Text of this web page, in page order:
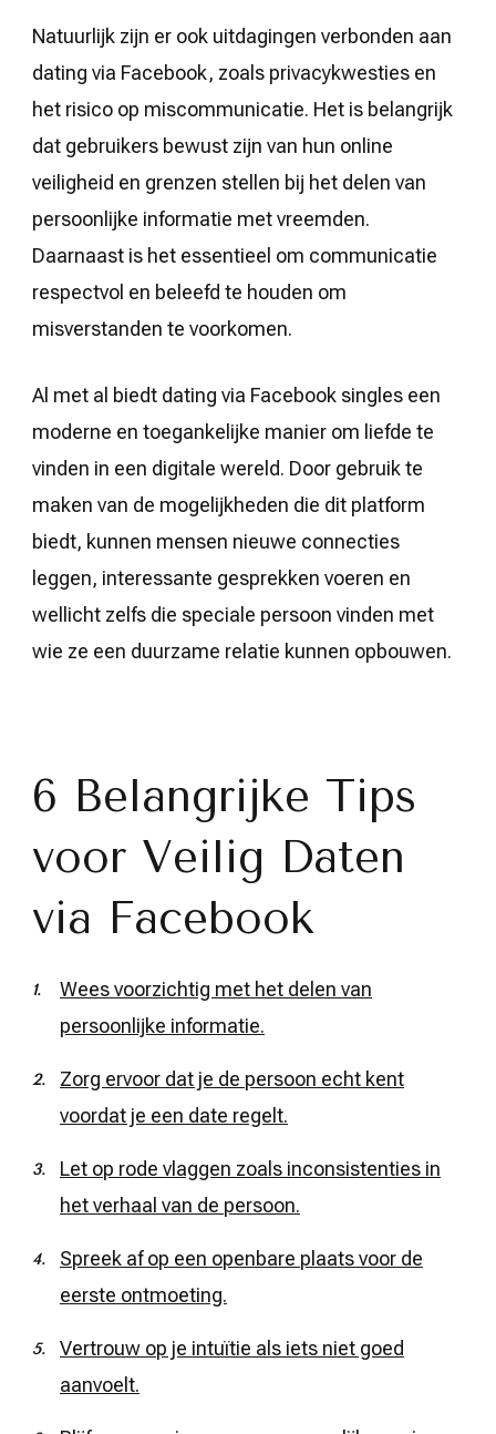
Natuurlijk zijn er ook uitdagingen verbonden aan
dating via Facebook, zoals privacykwesties en
het risico op miscommunicatie. Het is belangrijk
dat gebruikers bewust zijn van hun online
veiligheid en grenzen stellen bij het delen van
persoonlijke informatie met vreemden.
Daarnaast is het essentieel om communicatie
respectvol en beleefd te houden om
misverstanden te voorkomen.
Al met al biedt dating via Facebook singles een
moderne en toegankelijke manier om liefde te
vinden in een digitale wereld. Door gebruik te
maken van de mogelijkheden die dit platform
biedt, kunnen mensen nieuwe connecties
leggen, interessante gesprekken voeren en
wellicht zelfs die speciale persoon vinden met
wie ze een duurzame relatie kunnen opbouwen.
6 Belangrijke Tips
voor Veilig Daten
via Facebook
Wees voorzichtig met het delen van
persoonlijke informatie.
Zorg ervoor dat je de persoon echt kent
voordat je een date regelt.
Let op rode vlaggen zoals inconsistenties in
het verhaal van de persoon.
Spreek af op een openbare plaats voor de
eerste ontmoeting.
Vertrouw op je intuïtie als iets niet goed
aanvoelt.